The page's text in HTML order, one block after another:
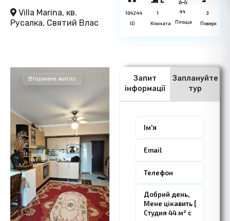
Villa Marina, кв.
Русалка, Святий Влас
104244
ID
1
Кімната
44
Площа
3
Поверх
Вторинне житло
Запит
інформації
Заплануйте
тур